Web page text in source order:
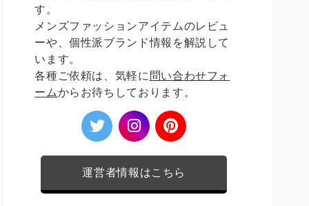
す。
メンズファッションアイテムのレビュ
ーや、個性派ブランド情報を解説して
います。
各種ご依頼は、気軽に 問い合わせフォ
ームからお待ちしております。
運営者情報はこちら